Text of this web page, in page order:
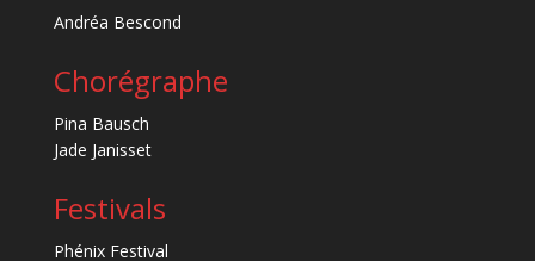
Andréa Bescond
Chorégraphe
Pina Bausch
Jade Janisset
Festivals
Phénix Festival